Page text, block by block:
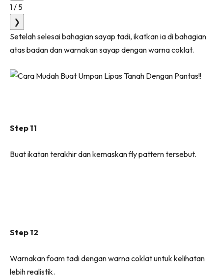
1 / 5
❯
Setelah selesai bahagian sayap tadi, ikatkan ia di bahagian
atas badan dan warnakan sayap dengan warna coklat.
Step 11
Buat ikatan terakhir dan kemaskan fly pattern tersebut.
Step 12
Warnakan foam tadi dengan warna coklat untuk kelihatan
lebih realistik.